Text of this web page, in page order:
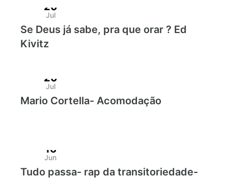
20
Jul
Se Deus já sabe, pra que orar ? Ed
Kivitz
20
Jul
Mario Cortella- Acomodação
16
Jun
Tudo passa- rap da transitoriedade-